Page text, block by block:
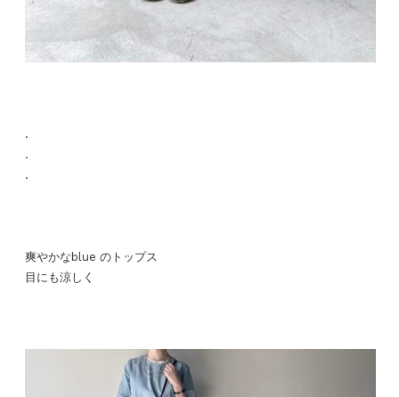
.
.
.
爽やかなblue のトップス
目にも涼しく